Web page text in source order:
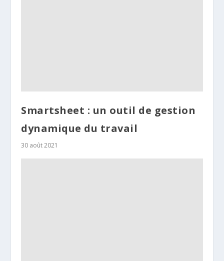
Smartsheet : un outil de gestion
dynamique du travail
30 août 2021